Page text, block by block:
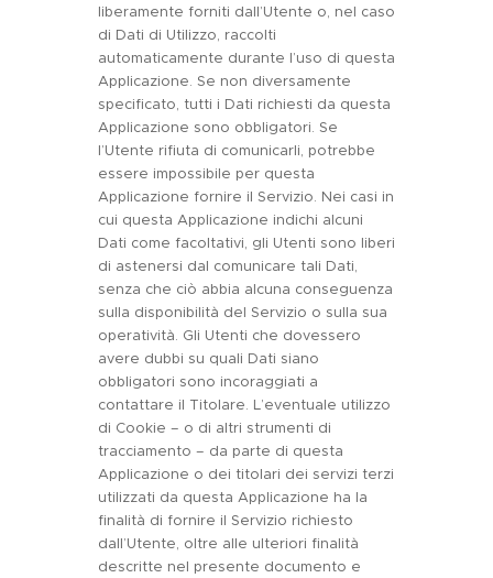
liberamente forniti dall’Utente o, nel caso
di Dati di Utilizzo, raccolti
automaticamente durante l’uso di questa
Applicazione. Se non diversamente
specificato, tutti i Dati richiesti da questa
Applicazione sono obbligatori. Se
l’Utente rifiuta di comunicarli, potrebbe
essere impossibile per questa
Applicazione fornire il Servizio. Nei casi in
cui questa Applicazione indichi alcuni
Dati come facoltativi, gli Utenti sono liberi
di astenersi dal comunicare tali Dati,
senza che ciò abbia alcuna conseguenza
sulla disponibilità del Servizio o sulla sua
operatività. Gli Utenti che dovessero
avere dubbi su quali Dati siano
obbligatori sono incoraggiati a
contattare il Titolare. L’eventuale utilizzo
di Cookie – o di altri strumenti di
tracciamento – da parte di questa
Applicazione o dei titolari dei servizi terzi
utilizzati da questa Applicazione ha la
finalità di fornire il Servizio richiesto
dall’Utente, oltre alle ulteriori finalità
descritte nel presente documento e